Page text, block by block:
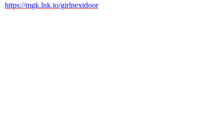
https://mgk.lnk.to/girlnextdoor